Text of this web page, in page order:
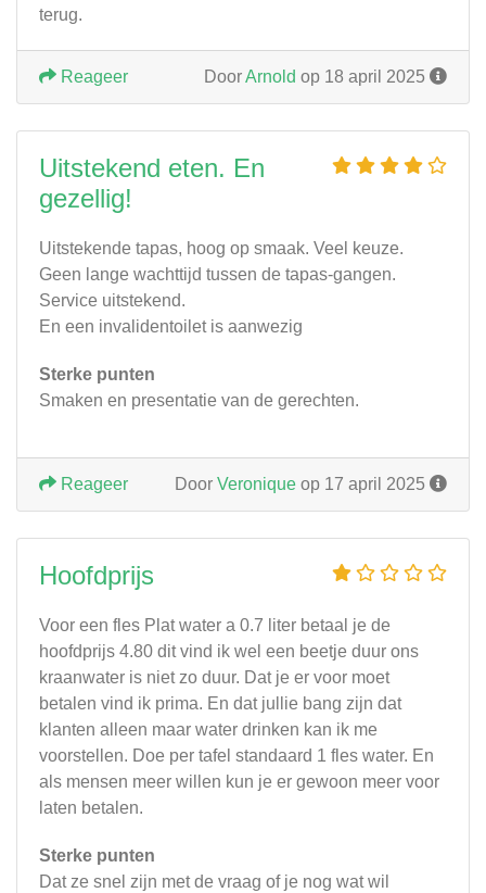
terug.
DoorArnold op 18 april 2025
Reageer
Uitstekend eten. En
gezellig!
Uitstekende tapas, hoog op smaak. Veel keuze.
Geen lange wachttijd tussen de tapas-gangen.
Service uitstekend.
En een invalidentoilet is aanwezig
Sterke punten
Smaken en presentatie van de gerechten.
Door Veronique op 17 april 2025
Reageer
Hoofdprijs
Voor een fles Plat water a 0.7 liter betaal je de
hoofdprijs 4.80 dit vind ik wel een beetje duur ons
kraanwater is niet zo duur. Dat je er voor moet
betalen vind ik prima. En dat jullie bang zijn dat
klanten alleen maar water drinken kan ik me
voorstellen. Doe per tafel standaard 1 fles water. En
als mensen meer willen kun je er gewoon meer voor
laten betalen.
Sterke punten
Dat ze snel zijn met de vraag of je nog wat wil